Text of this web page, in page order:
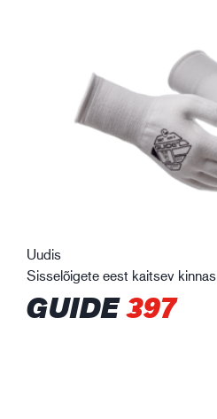
Uudis
Sisselõigete eest kaitsev kinnas
GUIDE397